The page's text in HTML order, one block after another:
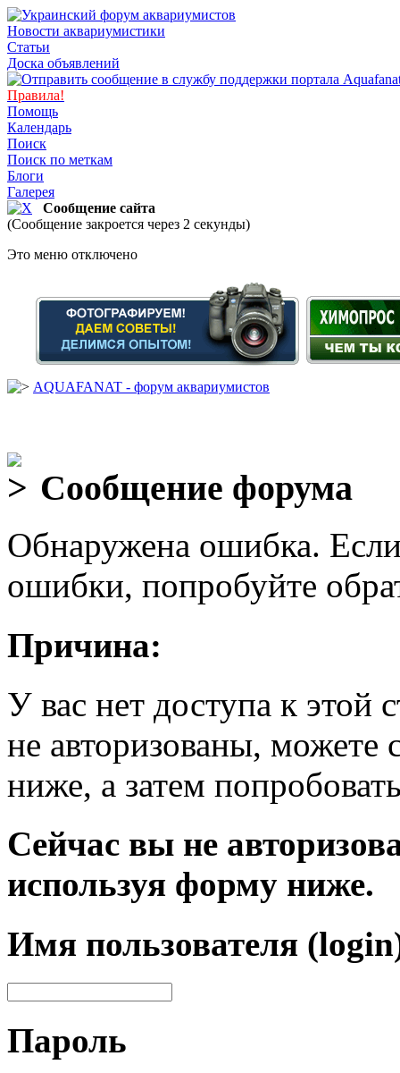
Новости аквариумистики
Статьи
Доска объявлений
Правила!
Помощь
Календарь
Поиск
Поиск по меткам
Блоги
Галерея
Сообщение сайта
(Сообщение закроется через 2 секунды)
Это меню отключено
AQUAFANAT - форум аквариумистов
Сообщение форума
Обнаружена ошибка.
ошибки, попробуйте
Причина:
У вас нет доступа к
не авторизованы, можете
ниже, а затем
Сейчас вы не
используя форму ниже.
Имя пользователя
Пароль